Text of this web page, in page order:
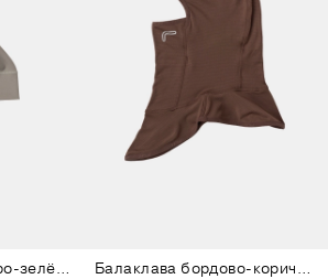
Шапка бифлекс серо-зелёная
Балаклава бордово-коричневая